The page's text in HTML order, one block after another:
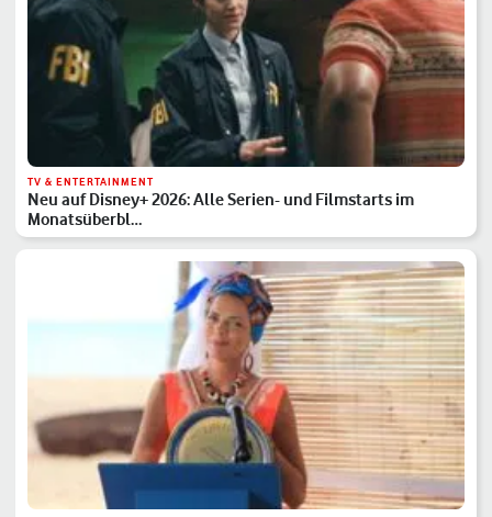
TV & ENTERTAINMENT
Neu auf Disney+ 2026: Alle Serien- und Filmstarts im
Monatsüberbl…